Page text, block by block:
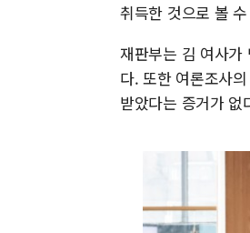
취득한 것으로 볼
재판부는 김 여사
다. 또한 여론조사
받았다는 증거가 없